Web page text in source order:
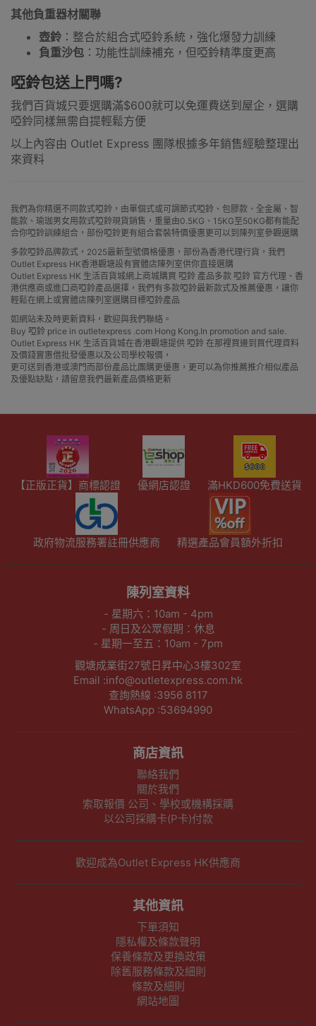
其他負重器材關聯
壺鈴 ：整合於組合式啞鈴系統，強化爆發力訓練
負重沙包 ：功能性訓練補充，但啞鈴精準度更高
啞鈴包送上門嗎?
我們百貨城只要選購滿$600就可以免運費送到屋企，選購
啞鈴同樣無需自提輕鬆方便
以上內容由 Outlet Express 團隊根據多年銷售經驗整理出
來資料
我們為你精選不同款式啞鈴，由單個式或可調節式啞鈴、包膠款、全金屬、智
能款、瑜珈男女用款式啞鈴現貨銷售，重量由0.5KG、15KG至50KG都有能配
合你啞鈴訓練組合，部份啞鈴更有組合套裝特價優惠更可以到陳列室參觀選購
多款啞鈴品牌款式，2025最新型號價格優惠，部份為香港代理行貨，我們
Outlet Express HK香港觀塘設有實體店陳列室供你直接選購
Outlet Express HK 生活百貨城網上商城購買 啞鈴 產品多款 啞鈴 官方代理、香
港供應商或進口商啞鈴產品選擇，我們有多款啞鈴最新款式及推薦優惠，讓你
輕鬆在網上或實體店陳列室選購目標啞鈴產品
如網站未及時更新資料，歡迎與我們聯絡。
Buy 啞鈴 price in outletexpress .com Hong Kong.In promotion and sale.
Outlet Express HK 生活百貨城在香港觀塘提供 啞鈴 在那裡買邊到買代理資料
及價錢實惠借批發優惠以及公司學校報價，
更可送到香港或澳門而部份產品比團購更優惠，更可以為你推薦推介相似產品
及優點缺點，請留意我們最新產品價格更新
【正版正貨】商標認證 優網店認證 滿HKD600免費送貨
政府物流服務署註冊供應商 精選產品會員額外折扣
陳列室資料
- 星期六：10am - 4pm
- 周日及公眾假期：休息
- 星期一至五：10am - 7pm
觀塘成業街27號日昇中心3樓302室
Email :info@outletexpress.com.hk
查詢熱線 :3956 8117
WhatsApp :53694990
商店資訊
聯絡我們
關於我們
索取報價 公司、學校或機構採購
以公司採購卡(P卡)付款
歡迎成為Outlet Express HK供應商
其他資訊
下單須知
隱私權及條款聲明
保養條款及更換政策
除舊服務條款及細則
條款及細則
網站地圖